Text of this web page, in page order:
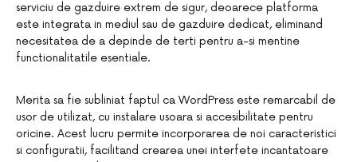
serviciu de gazduire extrem de sigur, deoarece platforma
este integrata in mediul sau de gazduire dedicat, eliminand
necesitatea de a depinde de terti pentru a-si mentine
functionalitatile esentiale.
Merita sa fie subliniat faptul ca WordPress este remarcabil de
usor de utilizat, cu instalare usoara si accesibilitate pentru
oricine. Acest lucru permite incorporarea de noi caracteristici
si configuratii, facilitand crearea unei interfete incantatoare